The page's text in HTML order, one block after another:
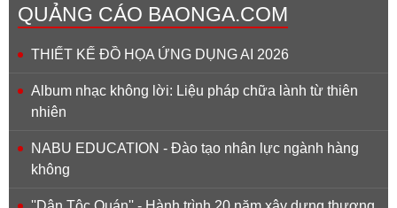
QUẢNG CÁO BAONGA.COM
THIẾT KẾ ĐỒ HỌA ỨNG DỤNG AI 2026
Album nhạc không lời: Liệu pháp chữa lành từ thiên
nhiên
NABU EDUCATION - Đào tạo nhân lực ngành hàng
không